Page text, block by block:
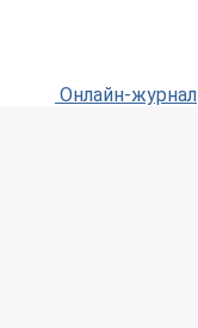
Онлайн-журнал